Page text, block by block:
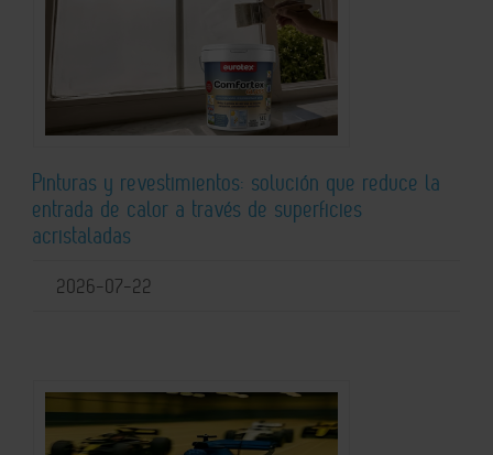
Pinturas y revestimientos: solución que reduce la
entrada de calor a través de superficies
acristaladas
2026-07-22